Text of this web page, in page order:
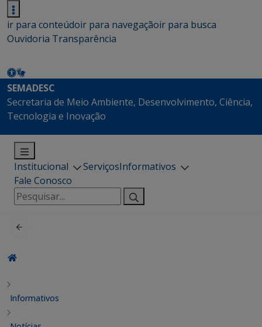
ir para conteúdoir para navegaçãoir para busca
Ouvidoria Transparência
SEMADESC
Secretaria de Meio Ambiente, Desenvolvimento, Ciência,
Tecnologia e Inovação
Institucional ServiçosInformativos
Fale Conosco
Pesquisar
por:
Informativos